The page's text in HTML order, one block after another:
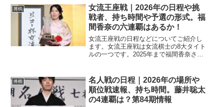
藤花戦2026年の日程【タイトル戦は未発
表】...
将棋
女流王座戦｜2026年の日程や挑
戦者、持ち時間や予選の形式。福
間香奈の六連覇はあるか！
女流王座戦の日程などについてご紹介し
ます。女流王座戦は女流棋士の8大タイト
ルの一つです。2025年まで福間香奈さん
か、誰かが止めるか！大注目です。2026
年（第16期...
将棋
名人戦の日程｜2026年の場所や
順位戦速報、持ち時間。藤井聡太
の4連覇は？第84期情報